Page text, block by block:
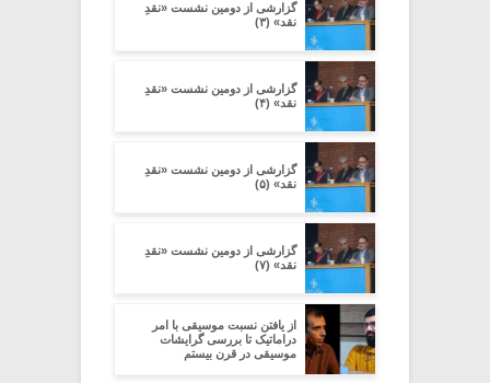
گزارشی از دومین نشست «نقدِ
نقد» (۳)
گزارشی از دومین نشست «نقدِ
نقد» (۴)
گزارشی از دومین نشست «نقدِ
نقد» (۵)
گزارشی از دومین نشست «نقدِ
نقد» (۷)
از یافتن نسبت موسیقی با امر
دراماتیک تا بررسی گرایشات
موسیقی در قرن بیستم